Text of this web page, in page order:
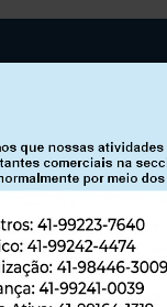
jurídica